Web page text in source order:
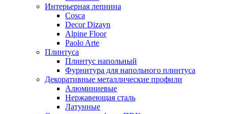
Интерьерная лепнина
Cosca
Decor Dizayn
Alpine Floor
Paolo Arte
Плинтуса
Плинтус напольный
Фурнитура для напольного плинтуса
Декоративные металлические профили
Алюминиевые
Нержавеющая сталь
Латунные